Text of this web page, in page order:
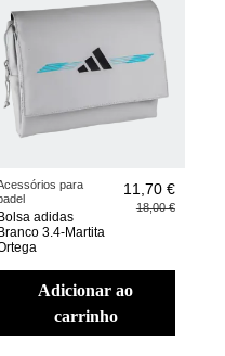
para
Bolsa adidas
Branco 3.4-Martita
11,70 €
18,00 €
adicionar ao
carrinho